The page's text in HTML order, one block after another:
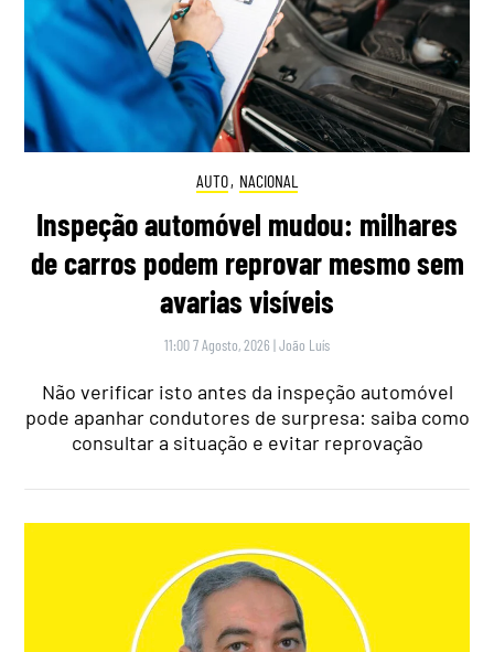
AUTO, NACIONAL
Inspeção automóvel mudou: milhares
de carros podem reprovar mesmo sem
avarias visíveis
11:00 7 Agosto, 2026 |João Luís
Não verificar isto antes da inspeção automóvel
pode apanhar condutores de surpresa: saiba como
consultar a situação e evitar reprovação